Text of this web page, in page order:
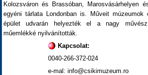
Kolozsváron és Brassóban, Marosvásárhelyen
egyéni tárlata Londonban is. Műveit múzeumok
épület udvarán helyezték el a nagy
műemlékké nyilvánították.
Kapcsolat:
0040-266-372-024
e-mal: info@csikimuzeum.ro